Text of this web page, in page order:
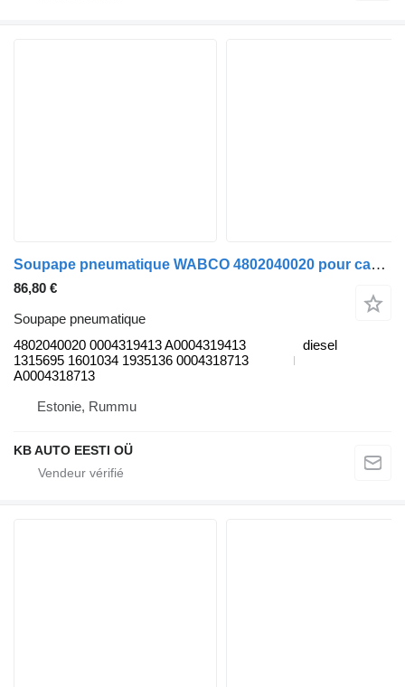
Soupape pneumatique WABCO 4802040020 pour camion Mercedes-Benz Actros, Axor MP1, MP2, MP3 (1996-2014)
86,80 €
Soupape pneumatique
4802040020 0004319413 A0004319413
1315695 1601034 1935136 0004318713
A0004318713
diesel
Estonie, Rummu
KB AUTO EESTI OÜ